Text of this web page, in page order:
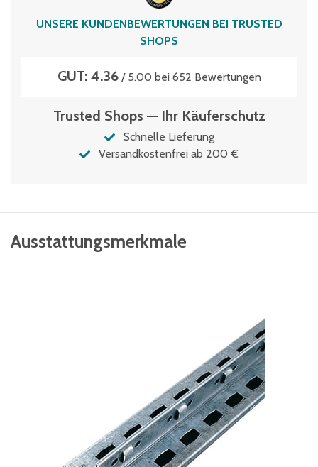
UNSERE KUNDENBEWERTUNGEN BEI TRUSTED
SHOPS
GUT: 4.36/ 5.00 bei 652 Bewertungen
Trusted Shops — Ihr Käuferschutz
Schnelle Lieferung
Versandkostenfrei ab 200 €
Ausstattungsmerkmale